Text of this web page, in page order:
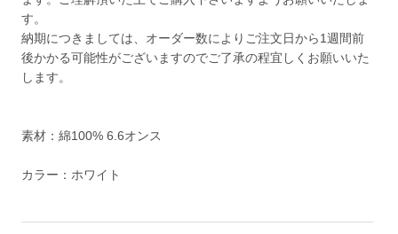
す。
納期につきましては、オーダー数によりご注文日から1週間前
後かかる可能性がございますのでご了承の程宜しくお願いいた
します。
素材：綿100% 6.6オンス
カラー：ホワイト